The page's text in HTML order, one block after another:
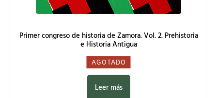
Primer congreso de historia de Zamora. Vol. 2. Prehistoria
e Historia Antigua
0,00 €
AGOTADO
Leer más